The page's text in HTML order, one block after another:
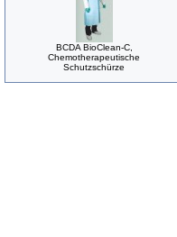
BCDA BioClean-C,
Chemotherapeutische
Schutzschürze